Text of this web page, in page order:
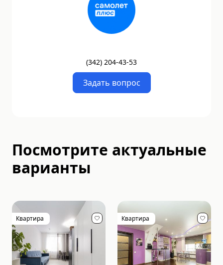
(342) 204-43-53
Задать вопрос
Посмотрите актуальные
варианты
Квартира Квартира